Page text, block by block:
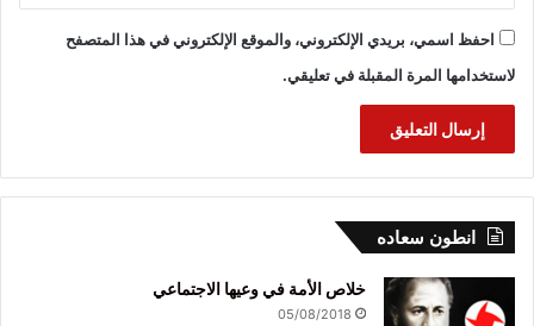
احفظ اسمي، بريدي الإلكتروني، والموقع الإلكتروني في هذا المتصفح
لاستخدامها المرة المقبلة في تعليقي.
انطون سعاده
خلاص الأمة في وعيها الاجتماعي
05/08/2018